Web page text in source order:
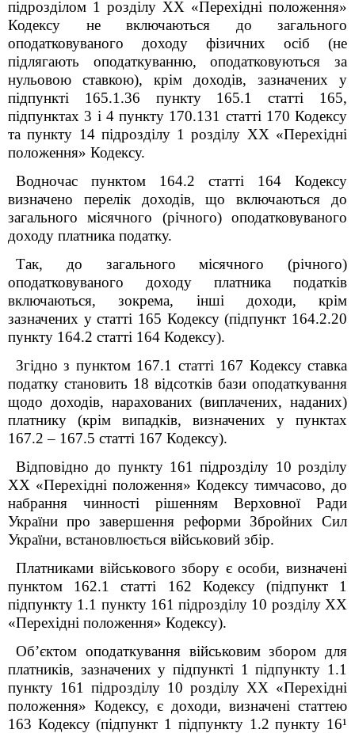
підрозділом 1 розділу ХХ «Перехідні положення»
Кодексу не включаються до загального
оподатковуваного доходу фізичних осіб (не
підлягають оподаткуванню, оподатковуються за
нульовою ставкою), крім доходів, зазначених у
підпункті 165.1.36 пункту 165.1 статті 165,
підпунктах 3 і 4 пункту 170.131 статті 170 Кодексу
та пункту 14 підрозділу 1 розділу ХХ «Перехідні
положення» Кодексу.
Водночас пунктом 164.2 статті 164 Кодексу
визначено перелік доходів, що включаються до
загального місячного (річного) оподатковуваного
доходу платника податку.
Так, до загального місячного (річного)
оподатковуваного доходу платника податків
включаються, зокрема, інші доходи, крім
зазначених у статті 165 Кодексу (підпункт 164.2.20
пункту 164.2 статті 164 Кодексу).
Згідно з пунктом 167.1 статті 167 Кодексу ставка
податку становить 18 відсотків бази оподаткування
щодо доходів, нарахованих (виплачених, наданих)
платнику (крім випадків, визначених у пунктах
167.2 – 167.5 статті 167 Кодексу).
Відповідно до пункту 161 підрозділу 10 розділу
ХХ «Перехідні положення» Кодексу тимчасово, до
набрання чинності рішенням Верховної Ради
України про завершення реформи Збройних Сил
України, встановлюється військовий збір.
Платниками військового збору є особи, визначені
пунктом 162.1 статті 162 Кодексу (підпункт 1
підпункту 1.1 пункту 161підрозділу 10 розділу XX
«Перехідні положення» Кодексу).
Об’єктом оподаткування військовим збором для
платників, зазначених у підпункті 1 підпункту 1.1
пункту 161
підрозділу 10 розділу XX «Перехідні
положення» Кодексу, є доходи, визначені статтею
163 Кодексу (підпункт 1 підпункту 1.2 пункту 16¹